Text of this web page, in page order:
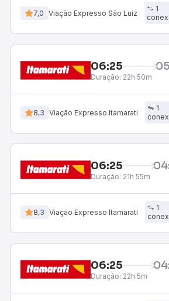
7,0 Viação Expresso São Luiz
1
06:25
Duração: 22h 50m
8,3 Viação Expresso Itamarati
1
06:25
Duração: 21h 55m
8,3 Viação Expresso Itamarati
1
06:25
Duração: 22h 5m